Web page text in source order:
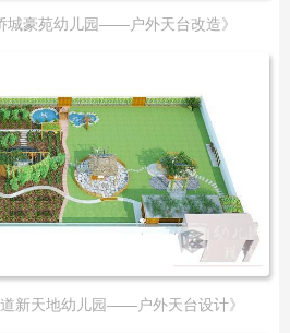
城豪苑幼儿园——户外天台改造》
道新天地幼儿园——户外天台设计》